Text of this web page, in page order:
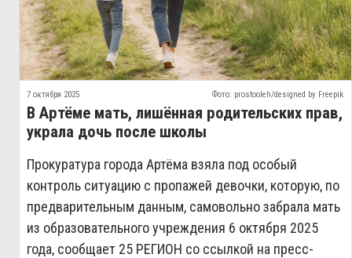
7 октября 2025 Фото: prostooleh/designed by Freepik
В Артёме мать, лишённая родительских прав,
украла дочь после школы
Прокуратура города Артёма взяла под особый
контроль ситуацию с пропажей девочки, которую, по
предварительным данным, самовольно забрала мать
из образовательного учреждения 6 октября 2025
года, сообщает 25 РЕГИОН со ссылкой на пресс-